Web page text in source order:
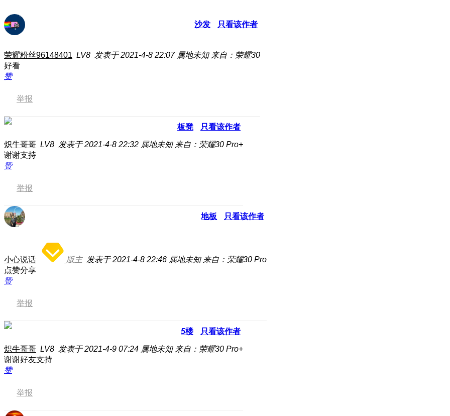
沙发 只看该作者
荣耀粉丝96148401 LV8 发表于 2021-4-8 22:07 属地未知 来自：荣耀30
好看
赞
举报
板凳 只看该作者
炽牛哥哥 LV8 发表于 2021-4-8 22:32 属地未知 来自：荣耀30 Pro+
谢谢支持
赞
举报
地板 只看该作者
小心说话 版主 发表于 2021-4-8 22:46 属地未知 来自：荣耀30 Pro
点赞分享
赞
举报
5楼 只看该作者
炽牛哥哥 LV8 发表于 2021-4-9 07:24 属地未知 来自：荣耀30 Pro+
谢谢好友支持
赞
举报